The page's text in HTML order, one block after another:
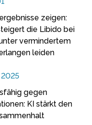
zeigen:
die Libido bei
vermindertem
leiden
2025
gegen
KI stärkt den